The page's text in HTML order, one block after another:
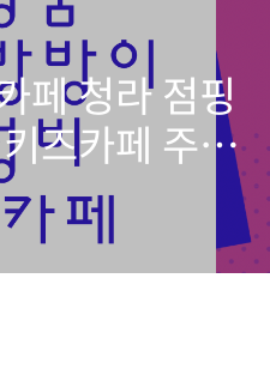
페 청라 점핑
즈카페 주차